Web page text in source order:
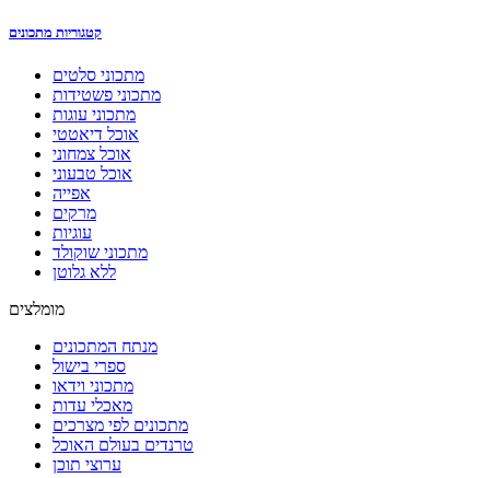
קטגוריות מתכונים
מתכוני סלטים
מתכוני פשטידות
מתכוני עוגות
אוכל דיאטטי
אוכל צמחוני
אוכל טבעוני
אפייה
מרקים
עוגיות
מתכוני שוקולד
ללא גלוטן
מומלצים
מנתח המתכונים
ספרי בישול
מתכוני וידאו
מאכלי עדות
מתכונים לפי מצרכים
טרנדים בעולם האוכל
ערוצי תוכן